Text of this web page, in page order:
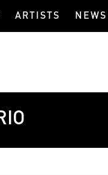
ARTISTS NEWS